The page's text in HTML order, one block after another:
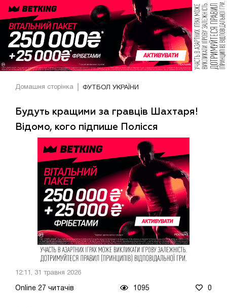
Домашня сторінка ФУТБОЛ УКРАЇНИ
Будуть кращими за гравців Шахтаря!
Відомо, кого підпише Полісся
12:11, 31 травня 2026
Online 27 читачів 1095 0